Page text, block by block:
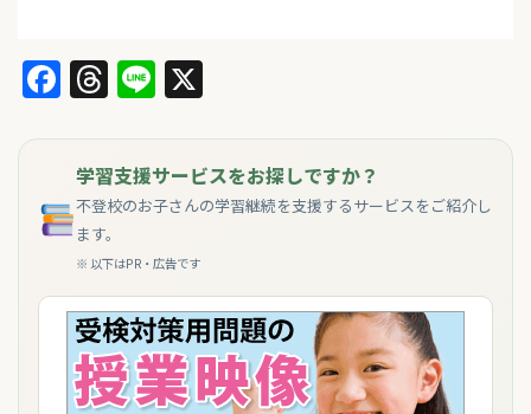
Facebook
Threads
Line
学習支援サービスをお探しですか？
不登校のお子さんの学習継続を支援するサービスをご紹介し
ます。
※ 以下はPR・広告です